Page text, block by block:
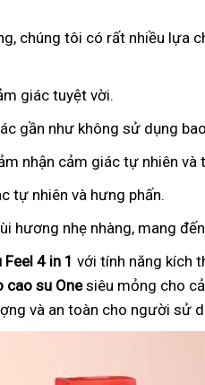
chúng tôi có rất nhiều lựa
giác tuyệt vời.
gần như không sử dụng
nhận cảm giác tự nhiên và
tự nhiên và hưng phấn.
hương nhẹ nhàng, mang
4 in 1 với tính năng kích
cao su Onesiêu mỏng cho
và an toàn cho người sử